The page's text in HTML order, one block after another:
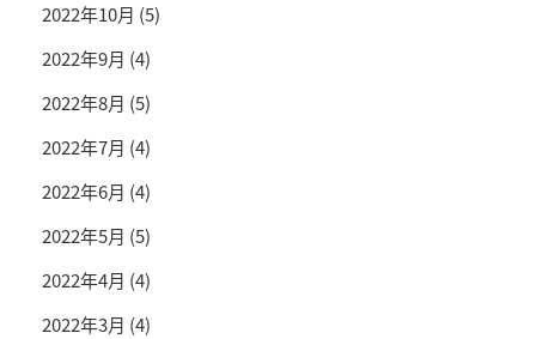
2022年10月 (5)
2022年9月 (4)
2022年8月 (5)
2022年7月 (4)
2022年6月 (4)
2022年5月 (5)
2022年4月 (4)
2022年3月 (4)